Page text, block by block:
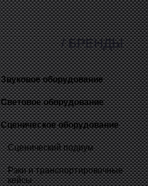
Звуковое оборудование
Световое оборудование
Сценическое оборудование
Сценический подиум
Рэки и транспортировочные
кейсы
/ БРЕНДЫ